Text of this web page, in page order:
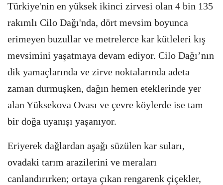
Türkiye'nin en yüksek ikinci zirvesi olan 4 bin 135
rakımlı Cilo Dağı'nda, dört mevsim boyunca
erimeyen buzullar ve metrelerce kar kütleleri kış
mevsimini yaşatmaya devam ediyor. Cilo Dağı’nın
dik yamaçlarında ve zirve noktalarında adeta
zaman durmuşken, dağın hemen eteklerinde yer
alan Yüksekova Ovası ve çevre köylerde ise tam
bir doğa uyanışı yaşanıyor.
Eriyerek dağlardan aşağı süzülen kar suları,
ovadaki tarım arazilerini ve meraları
canlandırırken; ortaya çıkan rengarenk çiçekler,